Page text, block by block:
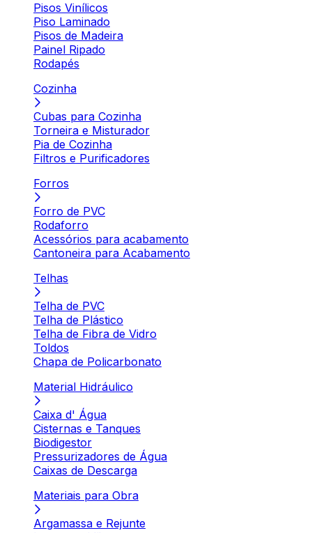
Pisos Vinílicos
Piso Laminado
Pisos de Madeira
Painel Ripado
Rodapés
Cozinha
Cubas para Cozinha
Torneira e Misturador
Pia de Cozinha
Filtros e Purificadores
Forros
Forro de PVC
Rodaforro
Acessórios para acabamento
Cantoneira para Acabamento
Telhas
Telha de PVC
Telha de Plástico
Telha de Fibra de Vidro
Toldos
Chapa de Policarbonato
Material Hidráulico
Caixa d' Água
Cisternas e Tanques
Biodigestor
Pressurizadores de Água
Caixas de Descarga
Materiais para Obra
Argamassa e Rejunte